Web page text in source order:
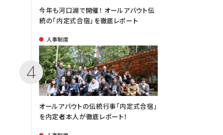
今年も河口湖で開催！ オールアバウト伝
統の「内定式合宿」を徹底レポート
人事制度
オールアバウトの伝統行事「内定式合宿」
を内定者本人が徹底レポート！